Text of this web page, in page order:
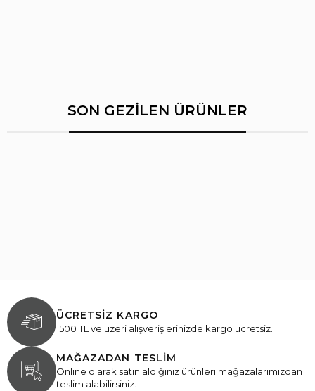
SON GEZİLEN ÜRÜNLER
ÜCRETSİZ KARGO
1500 TL ve üzeri alışverişlerinizde kargo ücretsiz.
MAĞAZADAN TESLİM
Online olarak satın aldığınız ürünleri mağazalarımızdan
teslim alabilirsiniz.